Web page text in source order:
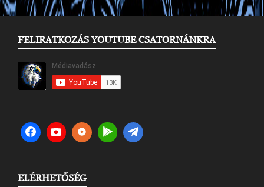
FELIRATKOZÁS YOUTUBE CSATORNÁNKRA
ELÉRHETŐSÉG